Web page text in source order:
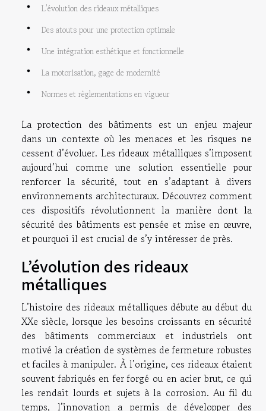
L’évolution des rideaux métalliques
Des atouts pour une protection optimale
Une intégration esthétique et fonctionnelle
La motorisation, gage de modernité
Normes et règlementations en vigueur
La protection des bâtiments est un enjeu majeur
dans un contexte où les menaces et les risques ne
cessent d’évoluer. Les rideaux métalliques s’imposent
aujourd’hui comme une solution essentielle pour
renforcer la sécurité, tout en s’adaptant à divers
environnements architecturaux. Découvrez comment
ces dispositifs révolutionnent la manière dont la
sécurité des bâtiments est pensée et mise en œuvre,
et pourquoi il est crucial de s’y intéresser de près.
L’évolution des rideaux
métalliques
L’histoire des rideaux métalliques débute au début du
XXe siècle, lorsque les besoins croissants en sécurité
des bâtiments commerciaux et industriels ont
motivé la création de systèmes de fermeture robustes
et faciles à manipuler. À l’origine, ces rideaux étaient
souvent fabriqués en fer forgé ou en acier brut, ce qui
les rendait lourds et sujets à la corrosion. Au fil du
temps, l’innovation a permis de développer des